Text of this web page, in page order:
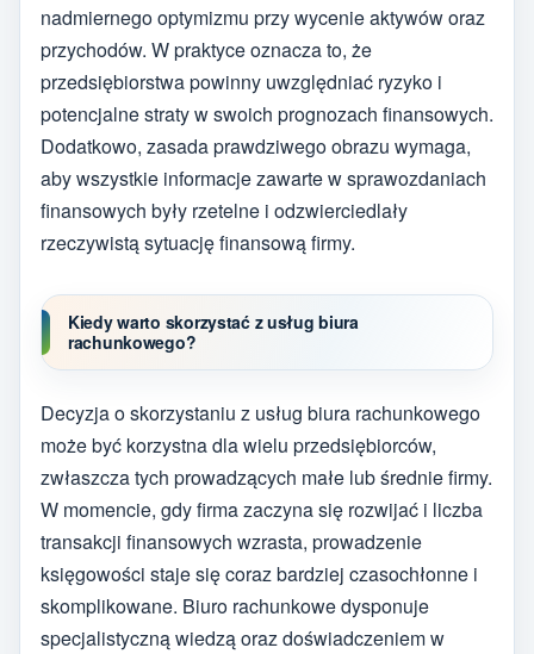
nadmiernego optymizmu przy wycenie aktywów oraz
przychodów. W praktyce oznacza to, że
przedsiębiorstwa powinny uwzględniać ryzyko i
potencjalne straty w swoich prognozach finansowych.
Dodatkowo, zasada prawdziwego obrazu wymaga,
aby wszystkie informacje zawarte w sprawozdaniach
finansowych były rzetelne i odzwierciedlały
rzeczywistą sytuację finansową firmy.
Kiedy warto skorzystać z usług biura
rachunkowego?
Decyzja o skorzystaniu z usług biura rachunkowego
może być korzystna dla wielu przedsiębiorców,
zwłaszcza tych prowadzących małe lub średnie firmy.
W momencie, gdy firma zaczyna się rozwijać i liczba
transakcji finansowych wzrasta, prowadzenie
księgowości staje się coraz bardziej czasochłonne i
skomplikowane. Biuro rachunkowe dysponuje
specjalistyczną wiedzą oraz doświadczeniem w